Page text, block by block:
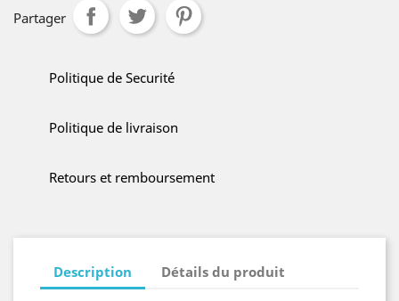
Partager
Politique de Securité
Politique de livraison
Retours et remboursement
Description Détails du produit